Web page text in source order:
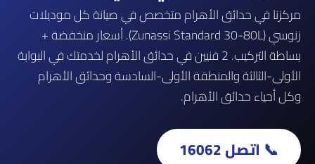
مركزنا في حدائق الأهرام متخصص في صيانة كل موديلات
زنوسي (Zunassi Standard 30-80L). أسعار منخفضة +
بساطة التركيب. 2 فنيين في حدائق الأهرام لخدمتك في البوابة
الأولى-الثالثة والمنطقة الأولى-السادسة وحدائق الأهرام
وكل أحياء حدائق الأهرام.
📞 اتصل 16062